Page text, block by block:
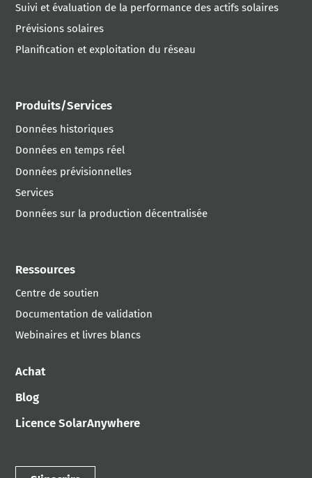
Suivi et évaluation de la performance des actifs solaires
Prévisions solaires
Planification et exploitation du réseau
Produits/Services
Données historiques
Données en temps réel
Données prévisionnelles
Services
Données sur la production décentralisée
Ressources
Centre de soutien
Documentation de validation
Webinaires et livres blancs
Achat
Blog
Licence SolarAnywhere